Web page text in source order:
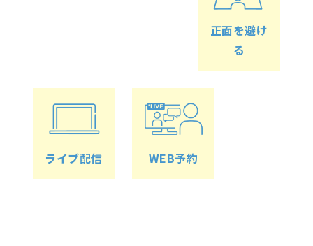
正面を避け
る
ライブ配信 WEB予約